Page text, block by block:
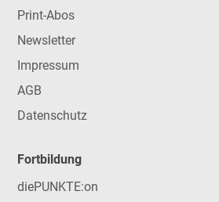
Print-Abos
Newsletter
Impressum
AGB
Datenschutz
Fortbildung
diePUNKTE:on